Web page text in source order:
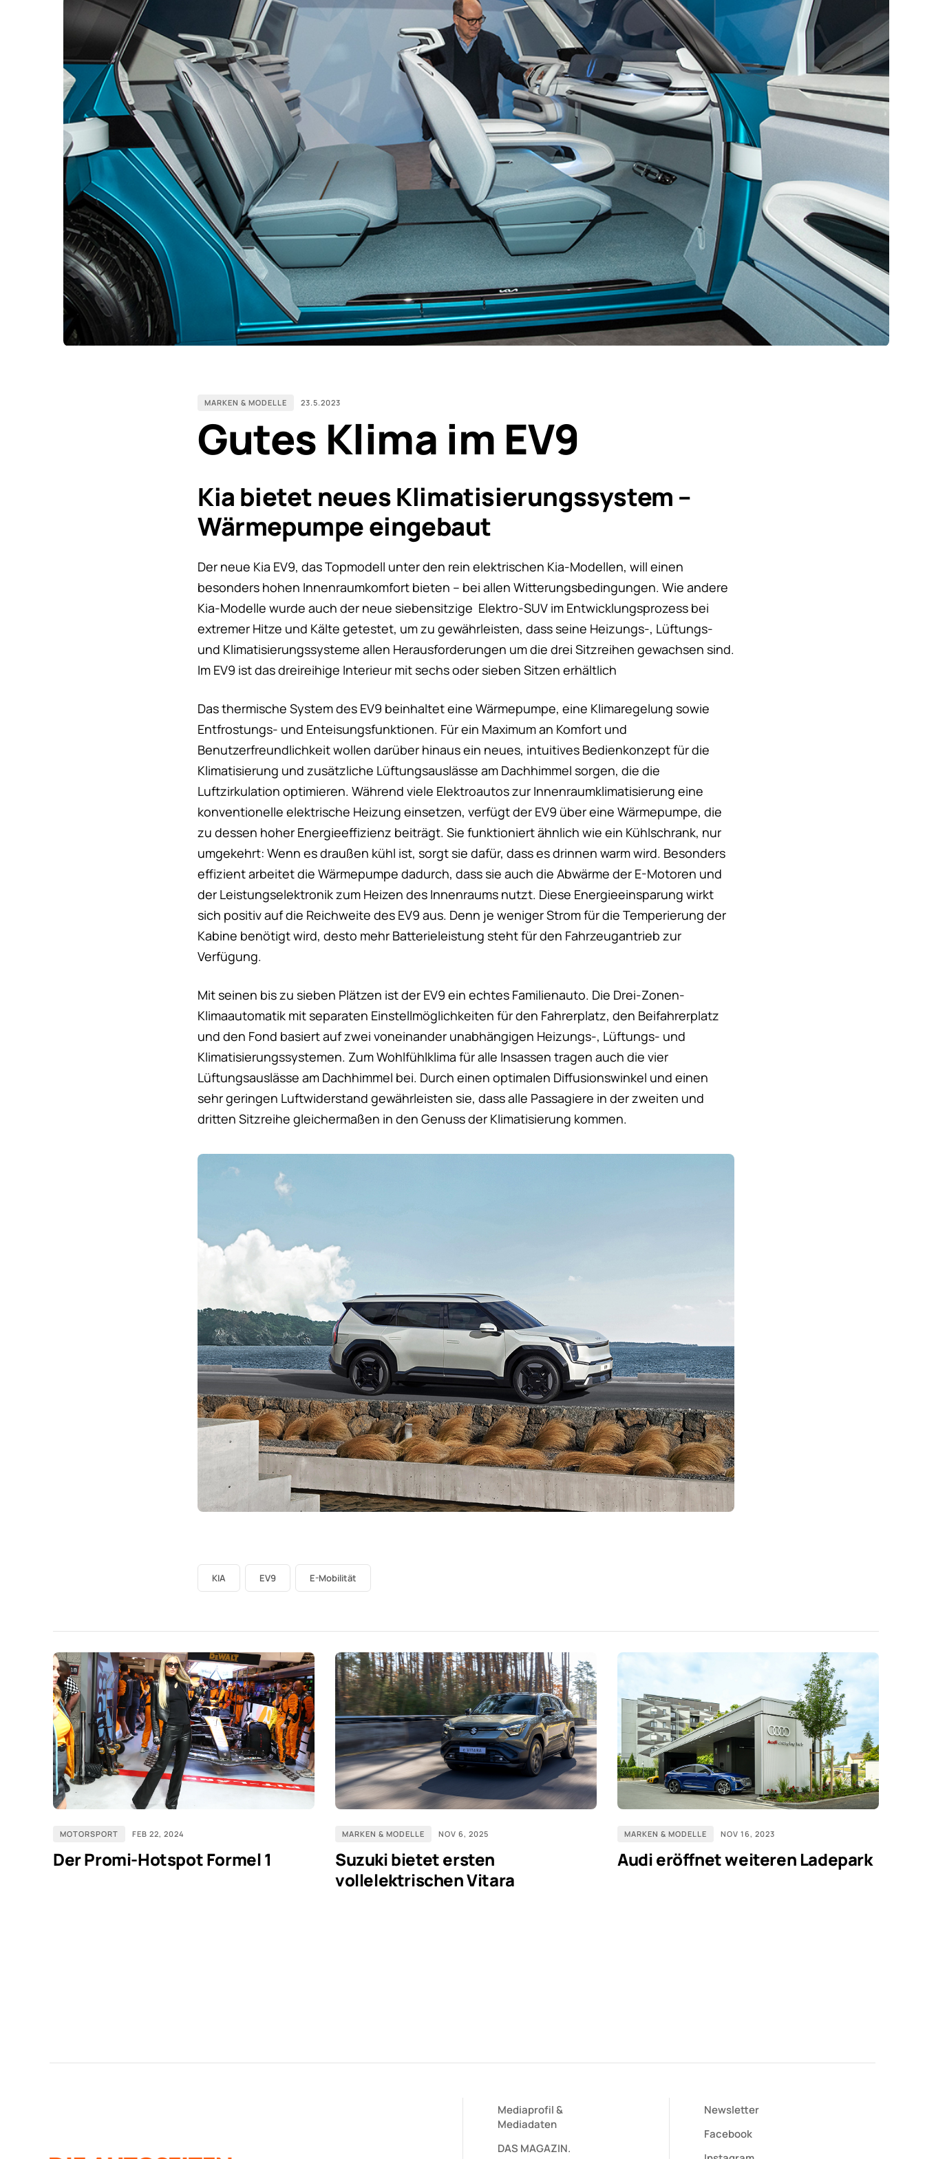
MARKEN & MODELLE 23.5.2023
Gutes Klima im EV9
Kia bietet neues Klimatisierungssystem –
Wärmepumpe eingebaut
Der neue Kia EV9, das Topmodell unter den rein elektrischen Kia-Modellen, will einen
besonders hohen Innenraumkomfort bieten – bei allen Witterungsbedingungen. Wie andere
Kia-Modelle wurde auch der neue siebensitzige Elektro-SUV im Entwicklungsprozess bei
extremer Hitze und Kälte getestet, um zu gewährleisten, dass seine Heizungs-, Lüftungs-
und Klimatisierungssysteme allen Herausforderungen um die drei Sitzreihen gewachsen sind.
Im EV9 ist das dreireihige Interieur mit sechs oder sieben Sitzen erhältlich
Das thermische System des EV9 beinhaltet eine Wärmepumpe, eine Klimaregelung sowie
Entfrostungs- und Enteisungsfunktionen. Für ein Maximum an Komfort und
Benutzerfreundlichkeit wollen darüber hinaus ein neues, intuitives Bedienkonzept für die
Klimatisierung und zusätzliche Lüftungsauslässe am Dachhimmel sorgen, die die
Luftzirkulation optimieren. Während viele Elektroautos zur Innenraumklimatisierung eine
konventionelle elektrische Heizung einsetzen, verfügt der EV9 über eine Wärmepumpe, die
zu dessen hoher Energieeffizienz beiträgt. Sie funktioniert ähnlich wie ein Kühlschrank, nur
umgekehrt: Wenn es draußen kühl ist, sorgt sie dafür, dass es drinnen warm wird. Besonders
effizient arbeitet die Wärmepumpe dadurch, dass sie auch die Abwärme der E-Motoren und
der Leistungselektronik zum Heizen des Innenraums nutzt. Diese Energieeinsparung wirkt
sich positiv auf die Reichweite des EV9 aus. Denn je weniger Strom für die Temperierung der
Kabine benötigt wird, desto mehr Batterieleistung steht für den Fahrzeugantrieb zur
Verfügung.
Mit seinen bis zu sieben Plätzen ist der EV9 ein echtes Familienauto. Die Drei-Zonen-
Klimaautomatik mit separaten Einstellmöglichkeiten für den Fahrerplatz, den Beifahrerplatz
und den Fond basiert auf zwei voneinander unabhängigen Heizungs-, Lüftungs- und
Klimatisierungssystemen. Zum Wohlfühlklima für alle Insassen tragen auch die vier
Lüftungsauslässe am Dachhimmel bei. Durch einen optimalen Diffusionswinkel und einen
sehr geringen Luftwiderstand gewährleisten sie, dass alle Passagiere in der zweiten und
dritten Sitzreihe gleichermaßen in den Genuss der Klimatisierung kommen.
KIA EV9 E-Mobilität
MOTORSPORT FEB 22, 2024
Der Promi-Hotspot Formel 1
MARKEN & MODELLE NOV 6, 2025
Suzuki bietet ersten
vollelektrischen Vitara
MARKEN & MODELLE NOV 16, 2023
Audi eröffnet weiteren Ladepark
Mediaprofil&
Mediadaten
DAS MAGAZIN.
Newsletter
Facebook